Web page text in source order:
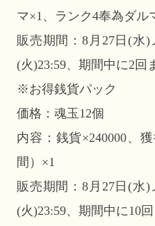
マ×1、ランク4奉為ダル
販売期間：8月27日(水
(火)23:59、期間中に2回
※お得銭貨パック
価格：魂玉12個
内容：銭貨×240000、
間）×1
販売期間：8月27日(水
(火)23:59、期間中に10